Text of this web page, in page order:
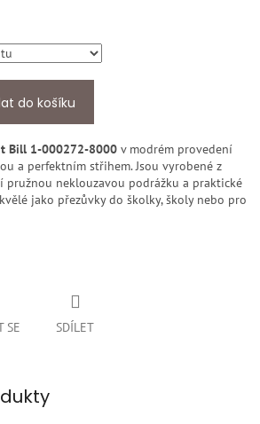
do košíku
Bill 1-000272-8000 v modrém provedení
a perfektním střihem. Jsou vyrobené z
pružnou neklouzavou podrážku a praktické
jako přezůvky do školky, školy nebo pro
SE SDÍLET